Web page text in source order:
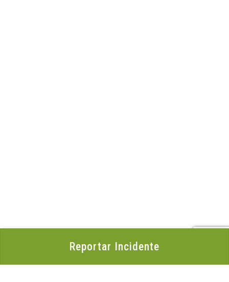
Reportar Incidente